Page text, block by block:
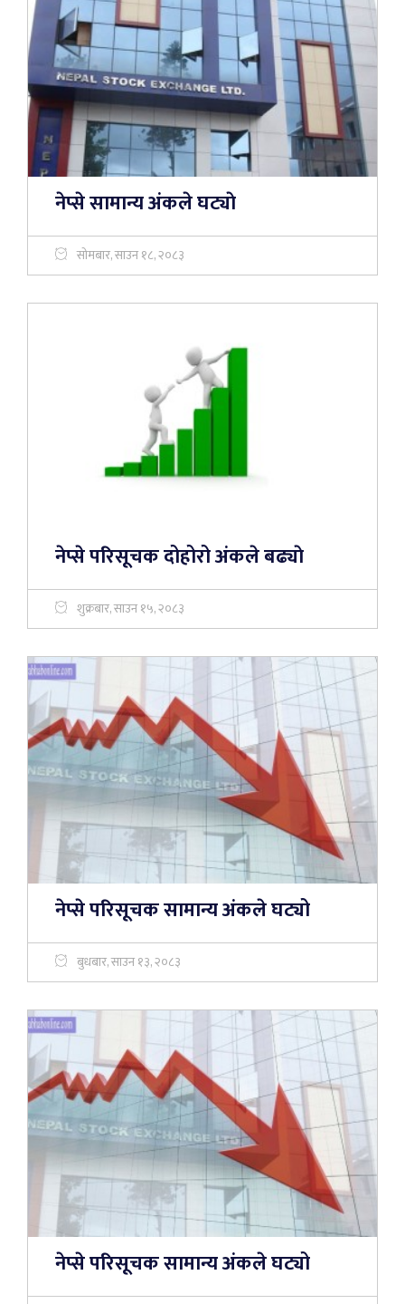
नेप्से सामान्य अंकले घट्याे
सोमबार, साउन १८, २०८३
नेप्से परिसूचक दोहोरो अंकले बढ्याे
शुक्रबार, साउन १५, २०८३
नेप्से परिसूचक सामान्य अंकले घट्यो
बुधबार, साउन १३, २०८३
नेप्से परिसूचक सामान्य अंकले घट्यो